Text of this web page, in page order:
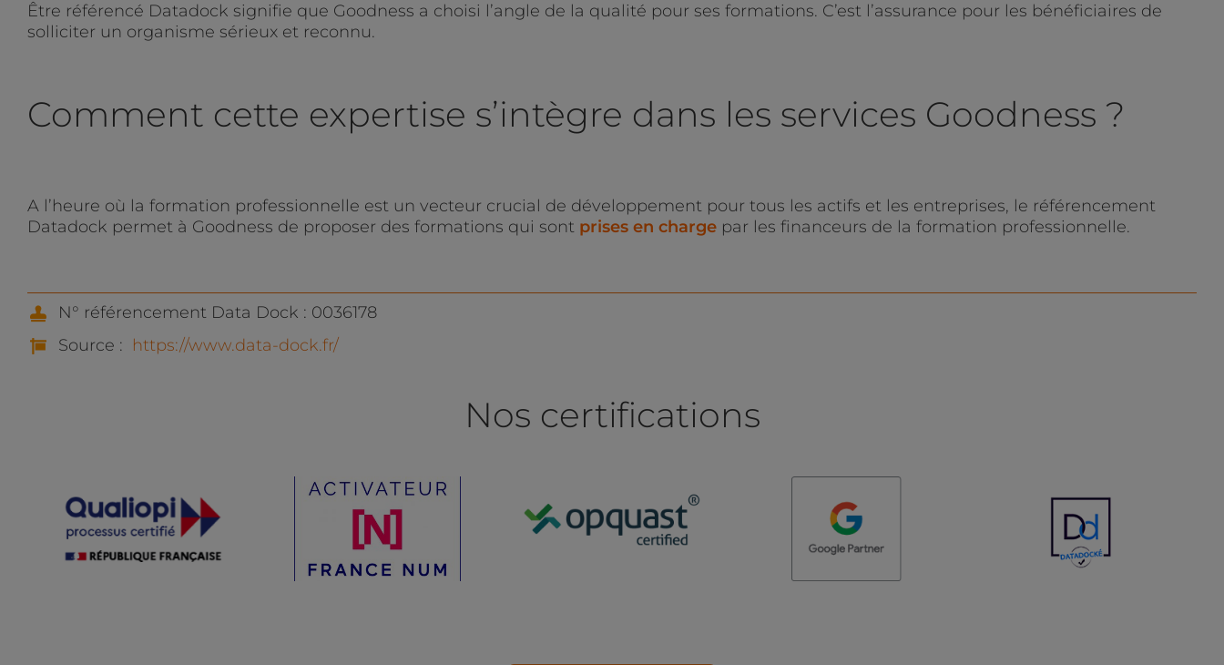
Être référencé Datadock signifie que Goodness a choisi l’angle de la qualité pour ses formations. C’est l’assurance pour les bénéficiaires de
solliciter un organisme sérieux et reconnu.
Comment cette expertise s’intègre dans les services Goodness ?
A l’heure où la formation professionnelle est un vecteur crucial de développement pour tous les actifs et les entreprises, le référencement
Datadock permet à Goodness de proposer des formations qui sont prises en chargepar les financeurs de la formation professionnelle.
N° référencement Data Dock : 0036178
Source : https://www.data-dock.fr/
Nos certifications